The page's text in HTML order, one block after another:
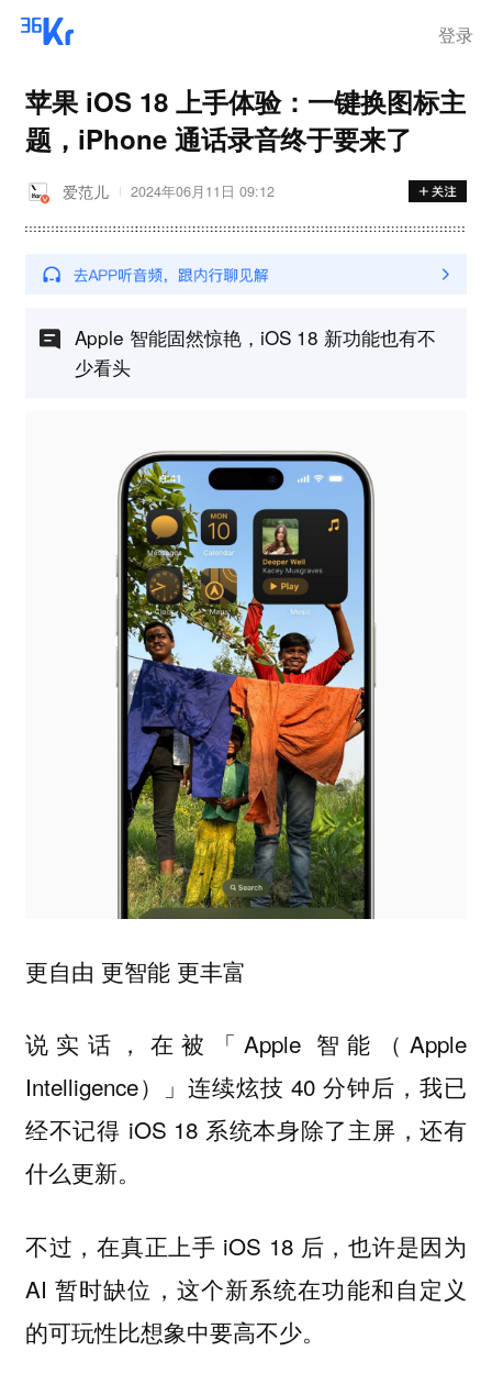
登录
苹果 iOS 18 上手体验：一键换图标主
题，iPhone 通话录音终于要来了
爱范儿 2024年06月11日 09:12
Apple 智能固然惊艳，iOS 18 新功能也有不
少看头
更自由 更智能 更丰富
说实话，在被「Apple 智能（Apple
Intelligence）」连续炫技 40 分钟后，我已
经不记得 iOS 18 系统本身除了主屏，还有
什么更新。
不过，在真正上手 iOS 18 后，也许是因为
AI 暂时缺位，这个新系统在功能和自定义
的可玩性比想象中要高不少。